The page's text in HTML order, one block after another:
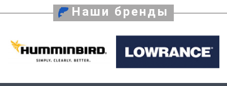
Наши бренды